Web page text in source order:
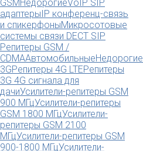
GSMНедорогиеVoIP SIP
адаптерыIP конференц-связь
и спикерфоныМикросотовые
системы связи DECT SIP
Репитеры GSM /
CDMAАвтомобильныеНедорогие
3GРепитеры 4G LTEРепитеры
3G 4G сигнала для
дачиУсилители-репитеры GSM
900 МГцУсилители-репитеры
GSM 1800 МГцУсилители-
репитеры GSM 2100
МГцУсилители-репитеры GSM
900-1800 МГцУсилители-